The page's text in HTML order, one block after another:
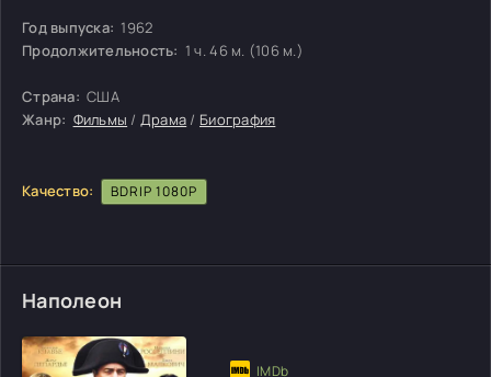
Год выпуска: 1962
Продолжительность: 1 ч. 46 м. (106 м.)
Страна: США
Жанр: Фильмы / Драма / Биография
Качество: BDRIP 1080P
Наполеон